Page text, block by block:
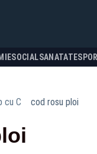
SOCIALSANATATE
cu C cod rosu ploi